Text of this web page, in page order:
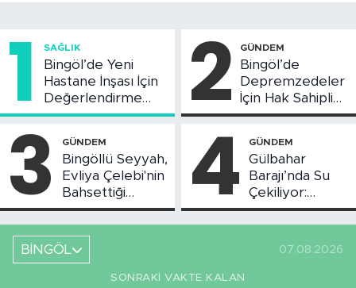
1 SAĞLIK
Bingöl’de Yeni
Hastane İnşası İçin
Değerlendirme
Toplantısı Yapıldı
2 GÜNDEM
Bingöl’de
Depremzedeler
İçin Hak Sahipliği
Askı Süreci
3 GÜNDEM
Bingöllü Seyyah,
Evliya Çelebi'nin
Bahsettiği
Bingöl'deki O
Yeri Görüntüledi
4 GÜNDEM
Gülbahar
Barajı’nda Su
Çekiliyor:
Piknikçi Sayısı
Azaldı
BİNGÖL
07.08.2026
SONRAKI VAKTE KALAN